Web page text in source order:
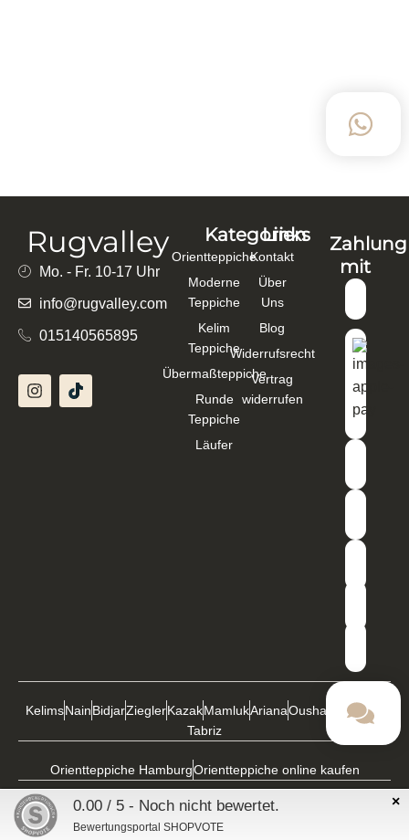
Rugvalley
Mo. - Fr. 10-17 Uhr
info@rugvalley.com
015140565895
Kategorien
Orientteppiche
Moderne
Teppiche
Kelim
Teppiche
Übermaßteppiche
Runde
Teppiche
Läufer
Links
Kontakt
Über
Uns
Blog
Widerrufsrecht
Vertrag
widerrufen
Zahlung
mit
KelimsNainBidjarZieglerKazakMamlukArianaOushak
Buchara
Tabriz
Orientteppiche HamburgOrientteppiche online kaufen
Copyright © 2026 ImpressumDatenschutzAGBS ×
0.00 / 5 - Noch nicht bewertet.
Bewertungsportal SHOPVOTE